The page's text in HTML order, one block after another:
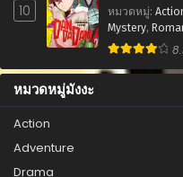
10 หมวดหมู่:
Mystery,
Supernatural
หมวดหมู่มังงะ
Action
Adventure
Drama